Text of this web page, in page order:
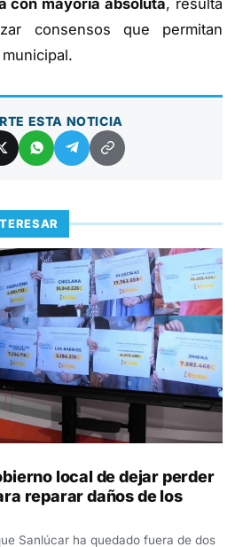
consensos que permitan
ESTA NOTICIA
local de dejar perder
reparar daños de los
Sanlúcar ha quedado fuera de dos